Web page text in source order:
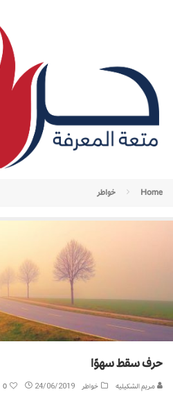
Home خواطر
حرف سقط سهوًا
مريم الشكيليه خواطر 24/06/2019
0